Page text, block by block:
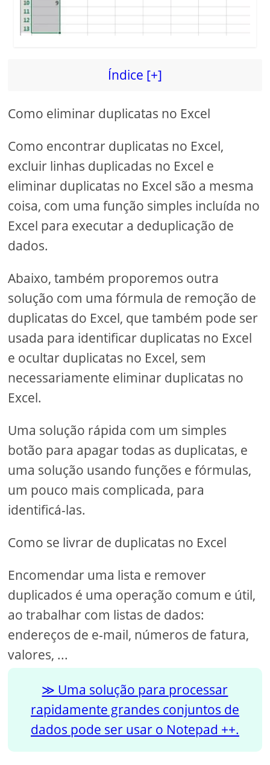
e
o
Índice [+]
Como eliminar duplicatas no Excel
Como encontrar duplicatas no Excel,
excluir linhas duplicadas no Excel e
eliminar duplicatas no Excel são a mesma
coisa, com uma função simples incluída no
Excel para executar a deduplicação de
dados.
Abaixo, também proporemos outra
solução com uma fórmula de remoção de
duplicatas do Excel, que também pode ser
usada para identificar duplicatas no Excel
e ocultar duplicatas no Excel, sem
necessariamente eliminar duplicatas no
Excel.
Uma solução rápida com um simples
botão para apagar todas as duplicatas, e
uma solução usando funções e fórmulas,
um pouco mais complicada, para
identificá-las.
Como se livrar de duplicatas no Excel
Encomendar uma lista e remover
duplicados é uma operação comum e útil,
ao trabalhar com listas de dados:
endereços de e-mail, números de fatura,
valores, ...
Uma solução para processar
rapidamente grandes conjuntos de
dados pode ser usar o Notepad ++.